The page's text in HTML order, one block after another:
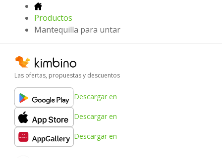
Productos
Mantequilla para untar
Las ofertas, propuestas y descuentos
Descargar en
Descargar en
Descargar en